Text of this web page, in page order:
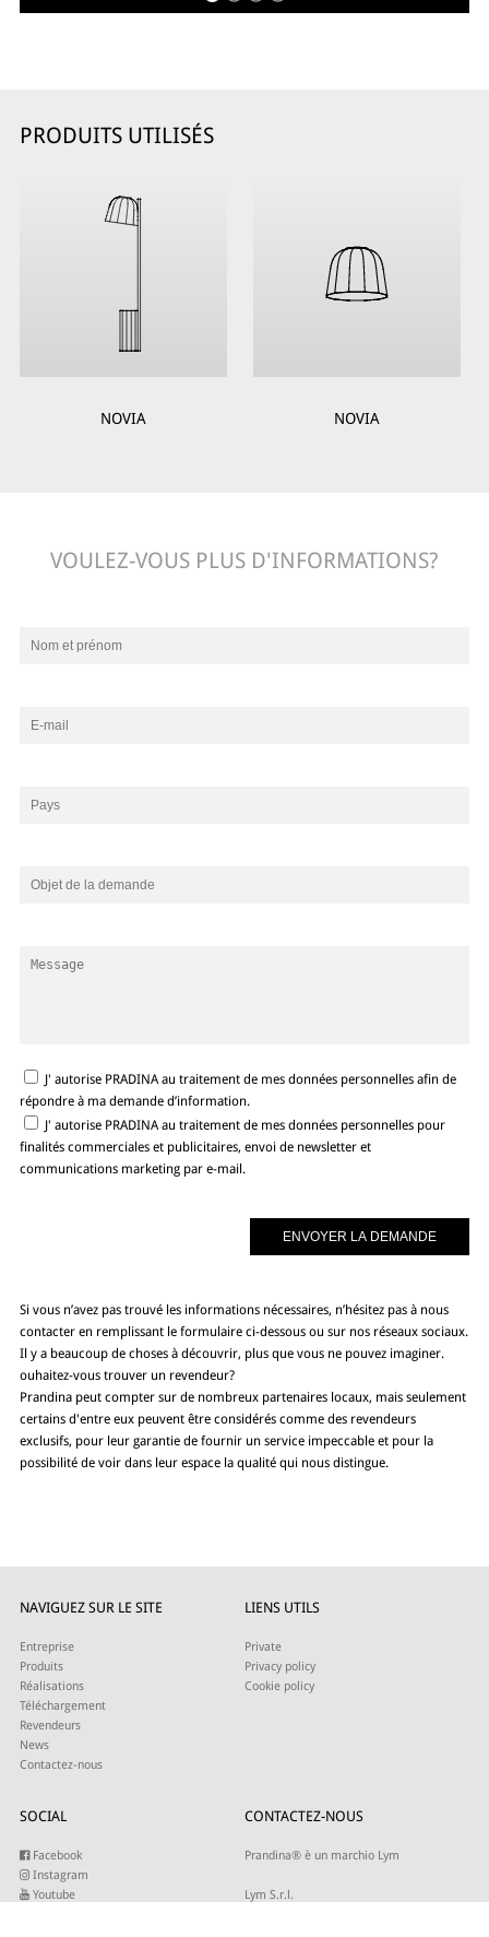
PRODUITS UTILISÉS
NOVIA NOVIA
VOULEZ-VOUS PLUS D'INFORMATIONS?
J' autorise PRADINA au traitement de mes données personnelles afin de
répondre à ma demande d’information.
J' autorise PRADINA au traitement de mes données personnelles pour
finalités commerciales et publicitaires, envoi de newsletter et
communications marketing par e-mail.
Si vous n’avez pas trouvé les informations nécessaires, n’hésitez pas à nous
contacter en remplissant le formulaire ci-dessous ou sur nos réseaux sociaux.
Il y a beaucoup de choses à découvrir, plus que vous ne pouvez imaginer.
ouhaitez-vous trouver un revendeur?
Prandina peut compter sur de nombreux partenaires locaux, mais seulement
certains d'entre eux peuvent être considérés comme des revendeurs
exclusifs, pour leur garantie de fournir un service impeccable et pour la
possibilité de voir dans leur espace la qualité qui nous distingue.
NAVIGUEZ SUR LE SITE
Entreprise
Produits
Réalisations
Téléchargement
Revendeurs
News
Contactez-nous
LIENS UTILS
Private
Privacy policy
Cookie policy
SOCIAL
Facebook
Instagram
Youtube
CONTACTEZ-NOUS
Prandina® è un marchio Lym
Lym S.r.l.